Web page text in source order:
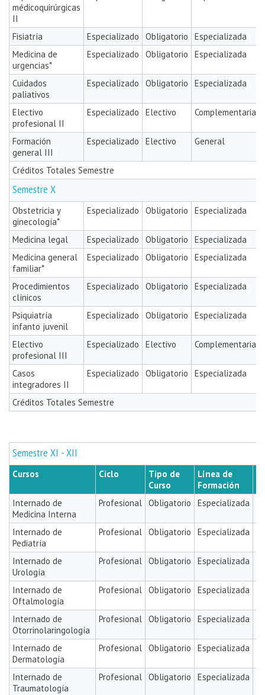
médicoquirúrgicas
II
Fisiatría Especializado Obligatorio Especializada
Medicina de
urgencias*
Especializado Obligatorio Especializada
Cuidados
paliativos
Especializado Obligatorio Especializada
Electivo
profesional II
Especializado Electivo Complementaria
Formación
general III
Especializado Electivo General
Créditos Totales Semestre
Semestre X
Obstetricia y
ginecología*
Especializado Obligatorio Especializada
Medicina legal Especializado Obligatorio Especializada
Medicina general
familiar*
Especializado Obligatorio Especializada
Procedimientos
clínicos
Especializado Obligatorio Especializada
Psiquiatría
infanto juvenil
Especializado Obligatorio Especializada
Electivo
profesional III
Especializado Electivo Complementaria
Casos
integradores II
Especializado Obligatorio Especializada
Créditos Totales Semestre
Semestre XI - XII
Cursos Ciclo
Tipo de
Curso
Línea de
Formación
Internado de
Medicina Interna
Profesional Obligatorio Especializada
Internado de
Pediatría
Profesional Obligatorio Especializada
Internado de
Urología
Profesional Obligatorio Especializada
Internado de
Oftalmología
Profesional Obligatorio Especializada
Internado de
Otorrinolaringología
Profesional Obligatorio Especializada
Internado de
Dermatología
Profesional Obligatorio Especializada
Internado de
Traumatología
Profesional Obligatorio Especializada